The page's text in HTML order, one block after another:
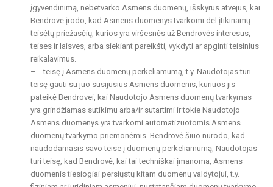
įgyvendinimą, nebetvarko Asmens duomenų, išskyrus atvejus, kai
Bendrovė įrodo, kad Asmens duomenys tvarkomi dėl įtikinamų
teisėtų priežasčių, kurios yra viršesnės už Bendrovės interesus,
teises ir laisves, arba siekiant pareikšti, vykdyti ar apginti teisinius
reikalavimus.
– teisę į Asmens duomenų perkeliamumą, t.y. Naudotojas turi
teisę gauti su juo susijusius Asmens duomenis, kuriuos jis
pateikė Bendrovei, kai Naudotojo Asmens duomenų tvarkymas
yra grindžiamas sutikimu arba/ir sutartimi ir tokie Naudotojo
Asmens duomenys yra tvarkomi automatizuotomis Asmens
duomenų tvarkymo priemonėmis. Bendrovė šiuo nurodo, kad
naudodamasis savo teise į duomenų perkeliamumą, Naudotojas
turi teisę, kad Bendrovė, kai tai techniškai įmanoma, Asmens
duomenis tiesiogiai persiųstų kitam duomenų valdytojui, t.y.